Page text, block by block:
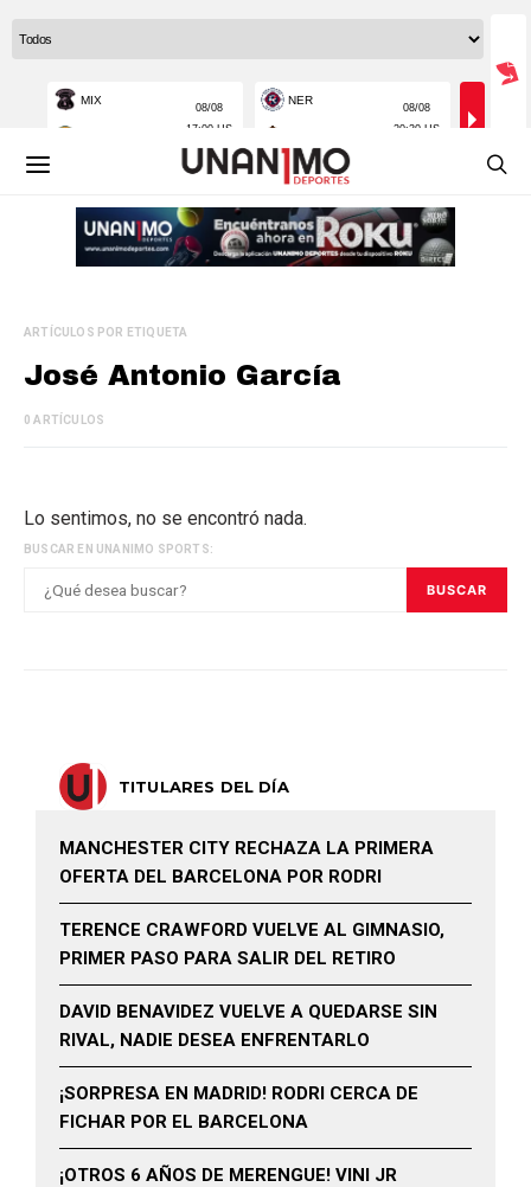
ARTÍCULOS POR ETIQUETA
José Antonio García
0 ARTÍCULOS
Lo sentimos, no se encontró nada.
BUSCAR EN UNANIMO SPORTS:
BUSCAR
TITULARES DEL DÍA
MANCHESTER CITY RECHAZA LA PRIMERA
OFERTA DEL BARCELONA POR RODRI
TERENCE CRAWFORD VUELVE AL GIMNASIO,
PRIMER PASO PARA SALIR DEL RETIRO
DAVID BENAVIDEZ VUELVE A QUEDARSE SIN
RIVAL, NADIE DESEA ENFRENTARLO
¡SORPRESA EN MADRID! RODRI CERCA DE
FICHAR POR EL BARCELONA
¡OTROS 6 AÑOS DE MERENGUE! VINI JR